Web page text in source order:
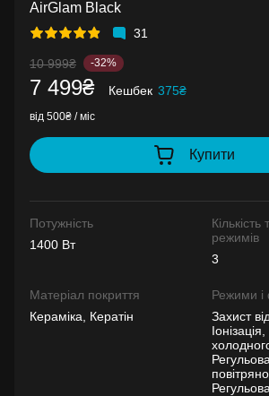
AirGlam Black
31
10 999₴ -32%
7 499₴ Кешбек 375₴
від 500₴ / міс
Купити
Потужність
1400 Вт
режимів
3
Матеріал покриття
Кераміка, Кератін
Режими і
Захист